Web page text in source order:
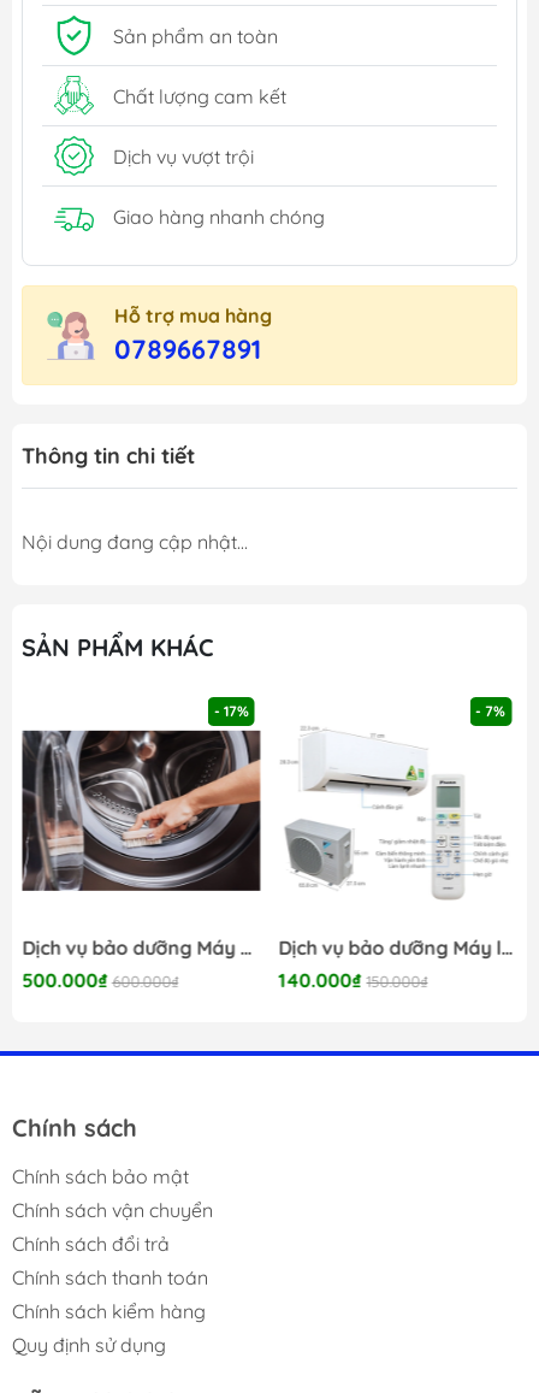
Sản phẩm an toàn
Chất lượng cam kết
Dịch vụ vượt trội
Giao hàng nhanh chóng
Hỗ trợ mua hàng
0789667891
Thông tin chi tiết
Nội dung đang cập nhật...
SẢN PHẨM KHÁC
- 17%
Dịch vụ bảo dưỡng Máy giặt 24/7
500.000₫ 600.000₫
- 7%
Dịch vụ bảo dưỡng Máy lạnh 24/7
140.000₫ 150.000₫
Chính sách
Chính sách bảo mật
Chính sách vận chuyển
Chính sách đổi trả
Chính sách thanh toán
Chính sách kiểm hàng
Quy định sử dụng